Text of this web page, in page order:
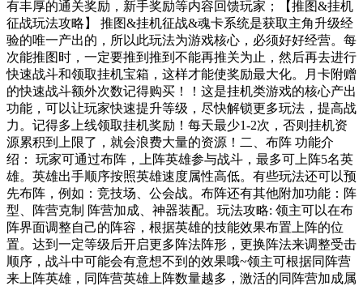
有丰厚的通关奖励，新手奖励等内容回馈玩家；【推图&挂机
征战玩法攻略】 推图&挂机征战&魂卡系统是获取主角升级经
验的唯一产出的，所以此玩法为游戏核心，必须好好经营。每
次能推图时，一定要推到推到不能再推关为止，然后再去进行
快速战斗和领取挂机宝箱，这样才能使奖励最大化。月卡附赠
的快速战斗额外次数记得购买！！这是挂机类游戏的核心产出
功能，可以让玩家快速提升等级，尽快解锁更多玩法，提高战
力。记得多上线领取挂机奖励！每天最少1-2次，否则挂机资
源累积到上限了，就会浪费大量的资源！二、布阵 功能介
绍： 玩家可通过布阵，上阵英雄参与战斗，最多可上阵5名英
雄。英雄出手顺序按照英雄速度属性高低。有些玩法还可以预
先布阵，例如：竞技场、公会战。布阵还有其他附加功能：阵
型、阵营克制 阵营加成、神器装配。玩法攻略: 领主可以在布
阵界面调整自己的阵容，根据英雄的技能效果布置上阵的位
置。达到一定等级后开启更多阵法阵形，更换阵法来调整受击
顺序，战斗中可能会有意想不到的效果哦~领主可根据同阵营
来上阵英雄，同阵营英雄上阵数量越多，激活的同阵营加成属